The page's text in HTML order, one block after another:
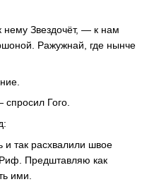
Звездочёт, — к нам
Ражужнай, где нынче
Гого.
так расхвалили швое
Предштавляю как
ими.